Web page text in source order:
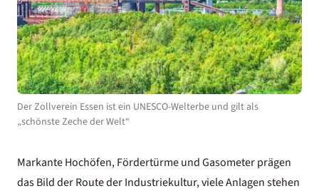
Der Zollverein Essen ist ein UNESCO-Welterbe und gilt als
„schönste Zeche der Welt“
Markante Hochöfen, Fördertürme und Gasometer prägen
das Bild der Route der Industriekultur, viele Anlagen stehen